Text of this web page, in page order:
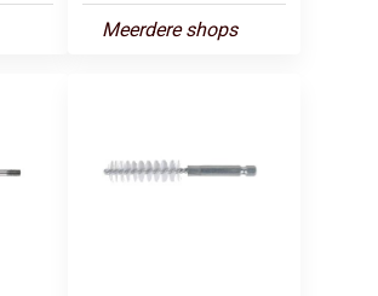
Meerdere shops